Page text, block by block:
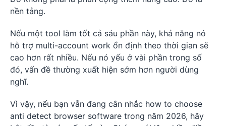
nền tảng.
Nếu một tool làm tốt cả sáu phần này, khả năng nó
hỗ trợ multi-account work ổn định theo thời gian sẽ
cao hơn rất nhiều. Nếu nó yếu ở vài phần trong số
đó, vấn đề thường xuất hiện sớm hơn người dùng
nghĩ.
Vì vậy, nếu bạn vẫn đang cân nhắc how to choose
anti detect browser software trong năm 2026, hãy